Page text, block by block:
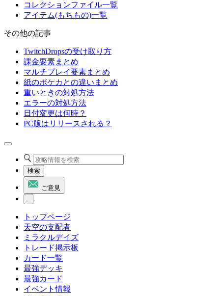
コレクションファイル一覧
アイテム(もちもの)一覧
その他の記事
TwitchDropsの受け取り方
課金要素まとめ
マルチプレイ要素まとめ
紙のポケカとの違いまとめ
重いときの対処方法
エラーの対処方法
日付変更は何時？
PC版はリリースされる？
検索
ご意見
トップページ
天空の支配者
ミラクルデイズ
トレード掲示板
カード一覧
最強デッキ
最強カード
イベント情報